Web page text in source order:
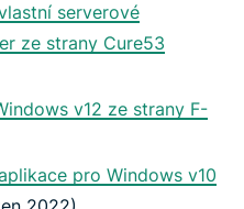
serverové
ze strany Cure53
v12 ze strany F-
pro Windows v10